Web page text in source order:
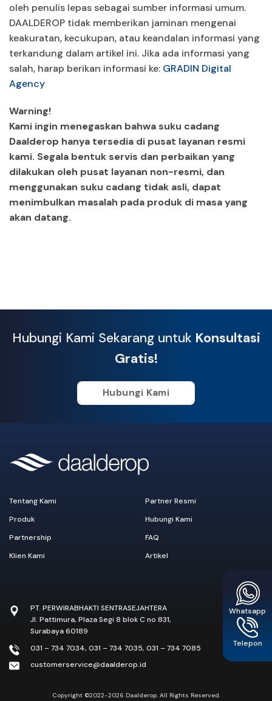
oleh penulis lepas sebagai sumber informasi umum.
DAALDEROP tidak memberikan jaminan mengenai
keakuratan, kecukupan, atau keandalan informasi yang
terkandung dalam artikel ini. Jika ada informasi yang
salah, harap berikan informasi ke: GRADIN Digital
Agency
Warning!
Kami ingin menegaskan bahwa suku cadang
Daalderop hanya tersedia di pusat layanan resmi
kami. Segala bentuk servis dan perbaikan yang
dilakukan oleh pusat layanan non-resmi, dan
menggunakan suku cadang tidak asli, dapat
menimbulkan masalah pada produk di masa yang
akan datang.
Whatsapp
Telepon
Hubungi Kami Sekarang untuk Konsultasi
Gratis!
Hubungi Kami
Tentang Kami
Produk
Partnership
Klien Kami
Partner Resmi
Hubungi Kami
FAQ
Artikel
PT. PERWIRABHAKTI SENTRASEJAHTERA
Jl. Pattimura, Plaza Segi 8 blok C no 831,
Surabaya 60189
031 – 734 7034, 031 – 734 7035, 031 – 734 7085
customerservice@daalderop.id
Copyright ©2022-2026 Daalderop. All Rights Reserved.